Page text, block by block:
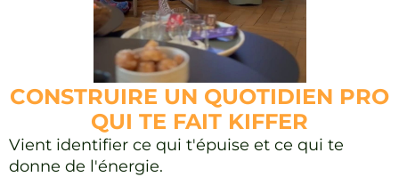
CONSTRUIRE UN QUOTIDIEN PRO
QUI TE FAIT KIFFER
Vient identifier ce qui t'épuise et ce qui te
donne de l'énergie.